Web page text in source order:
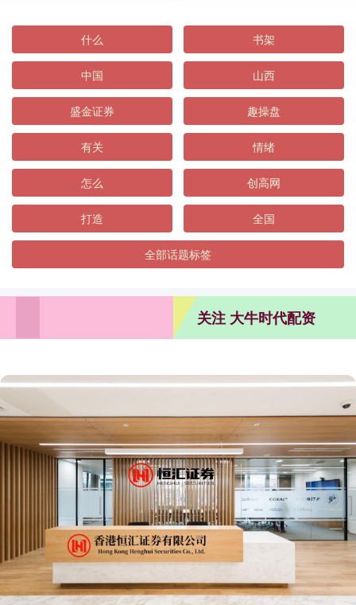
什么 书架
中国 山西
盛金证券 趣操盘
有关 情绪
怎么 创高网
打造 全国
全部话题标签
关注 大牛时代配资